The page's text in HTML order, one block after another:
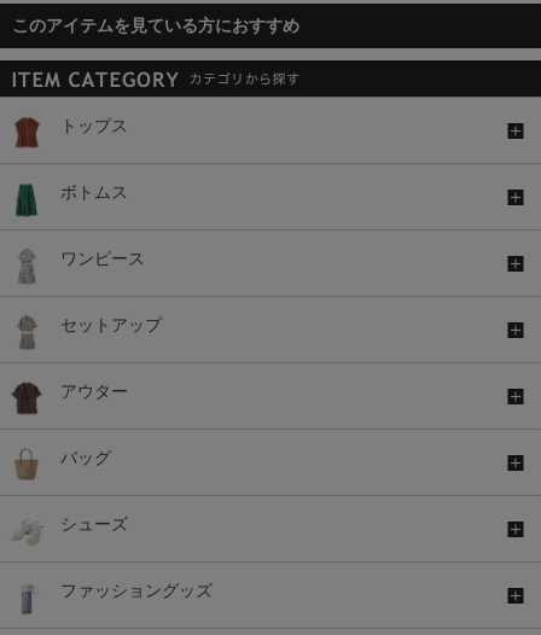
このアイテムを見ている方におすすめ
トップス
ボトムス
ワンピース
セットアップ
アウター
バッグ
シューズ
ファッショングッズ